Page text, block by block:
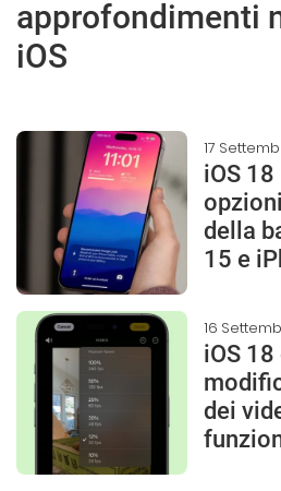
approfondimenti
iOS
17
iOS
della
15 e
16
iOS
dei